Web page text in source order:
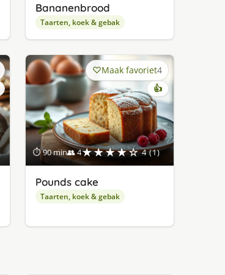
Bananenbrood
Taarten, koek & gebak
⏱ 90 min👥 4★★★★☆ 4 (1)
Maak favoriet4
👍
Pounds cake
Taarten, koek & gebak